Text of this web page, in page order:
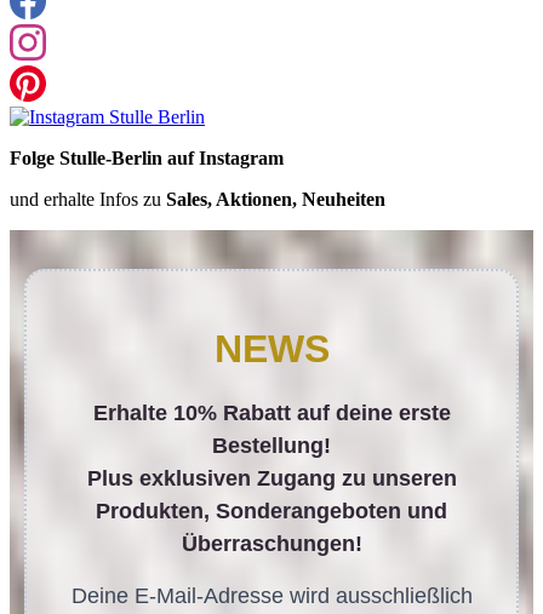
Folge Stulle-Berlin auf Instagram
und erhalte Infos zu Sales, Aktionen, Neuheiten
NEWS
Erhalte 10% Rabatt auf deine erste
Bestellung!
Plus exklusiven Zugang zu unseren
Produkten, Sonderangeboten und
Überraschungen!
Deine E-Mail-Adresse wird ausschließlich